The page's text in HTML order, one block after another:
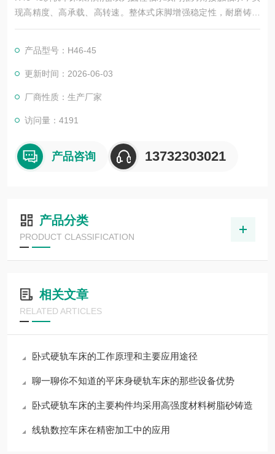
现高精度、高承载、高转速。整体式床脚增强稳定性，耐磨铸铁
导轨经超音频淬火和精密磨削，确保加工精度和寿命。
产品型号：H46-45
更新时间：2026-06-03
厂商性质：生产厂家
访问量：4191
产品咨询 13732303021
产品分类
PRODUCT CLASSIFICATION
相关文章
RELATED ARTICLES
卧式硬轨车床的工作原理和主要应用途径
聊一聊你不知道的平床身硬轨车床的那些设备优势
卧式硬轨车床的主要构件均采用高强度材料树脂砂铸造
线轨数控车床在精密加工中的应用